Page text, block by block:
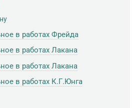
в работах Фрейда
в работах Лакана
в работах Лакана
в работах К.Г.Юнга